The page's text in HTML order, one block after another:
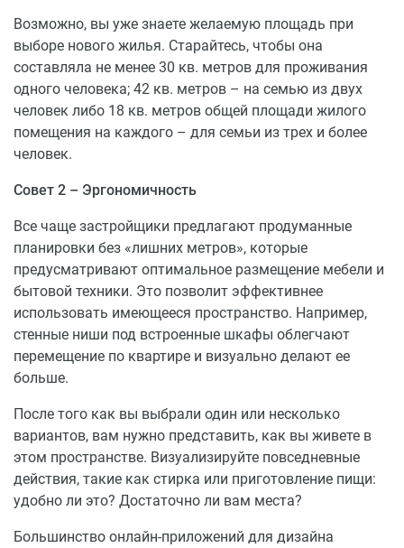
Двор – пространство свободное от машин и доступа
посторонних, где могут спокойно гулять Ваши дети.
Территория будет огорожена и оборудована
видеонаблюдением. Предусмотрена наземная
парковка для автомобилей, велопарковка.
Предусмотрены детские площадки от одного из
спорта обустроены места для воркаута, сделана
тенниса.
Зоны отдыха для всех возрастов с позволят
насладиться благоустроенной территорией дома,
многолетними деревьями, кустарниками и цветами.
Инфраструктура
Гипермаркет «Лента»;
Супермаркеты «Ашан» и «Пятерочка»;
Более 5 школ и детских садов в шаговой
доступности;
Парк «Горкинско-Ометьевский»;
Лес и лесопарк «Дубрава».
Возможно, вы уже знаете желаемую площадь при
выборе нового жилья. Старайтесь, чтобы она
составляла не менее 30 кв. метров для проживания
одного человека; 42 кв. метров – на семью из двух
человек либо 18 кв. метров общей площади жилого
помещения на каждого – для семьи из трех и более
человек.
Совет 2 – Эргономичность
Все чаще застройщики предлагают продуманные
планировки без «лишних метров», которые
предусматривают оптимальное размещение мебели и
бытовой техники. Это позволит эффективнее
использовать имеющееся пространство. Например,
стенные ниши под встроенные шкафы облегчают
перемещение по квартире и визуально делают ее
больше.
После того как вы выбрали один или несколько
вариантов, вам нужно представить, как вы живете в
этом пространстве. Визуализируйте повседневные
действия, такие как стирка или приготовление пищи:
удобно ли это? Достаточно ли вам места?
Большинство онлайн-приложений для дизайна